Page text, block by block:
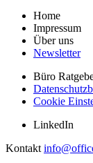
Home
Impressum
Über uns
Newsletter
Büro
Cookie
LinkedIn
Kontakt